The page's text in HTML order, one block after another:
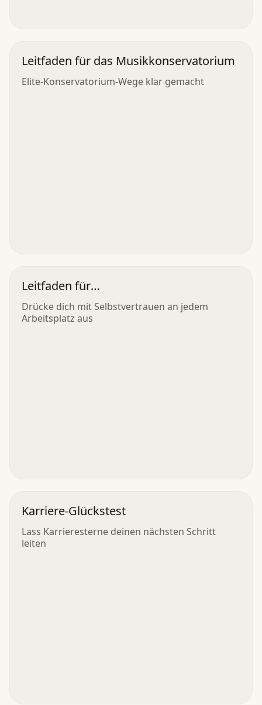
Leitfaden für das Musikkonservatorium
Elite-Konservatorium-Wege klar gemacht
Leitfaden für
Arbeitsplatzkommunikation
Drücke dich mit Selbstvertrauen an jedem
Arbeitsplatz aus
Karriere-Glückstest
Lass Karrieresterne deinen nächsten Schritt
leiten